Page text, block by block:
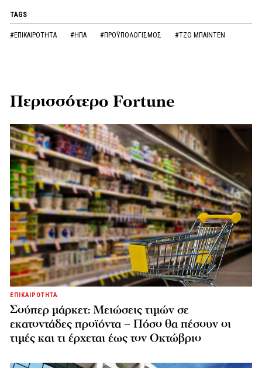
TAGS
#ΕΠΙΚΑΙΡΟΤΗΤΑ #ΗΠΑ #ΠΡΟΫΠΟΛΟΓΙΣΜΟΣ #ΤΖΟ ΜΠΑΙΝΤΕΝ
Περισσότερο Fortune
ΕΠΙΚΑΙΡΟΤΗΤΑ
Σούπερ μάρκετ: Μειώσεις τιμών σε
εκατοντάδες προϊόντα – Πόσο θα πέσουν οι
τιμές και τι έρχεται έως τον Οκτώβριο